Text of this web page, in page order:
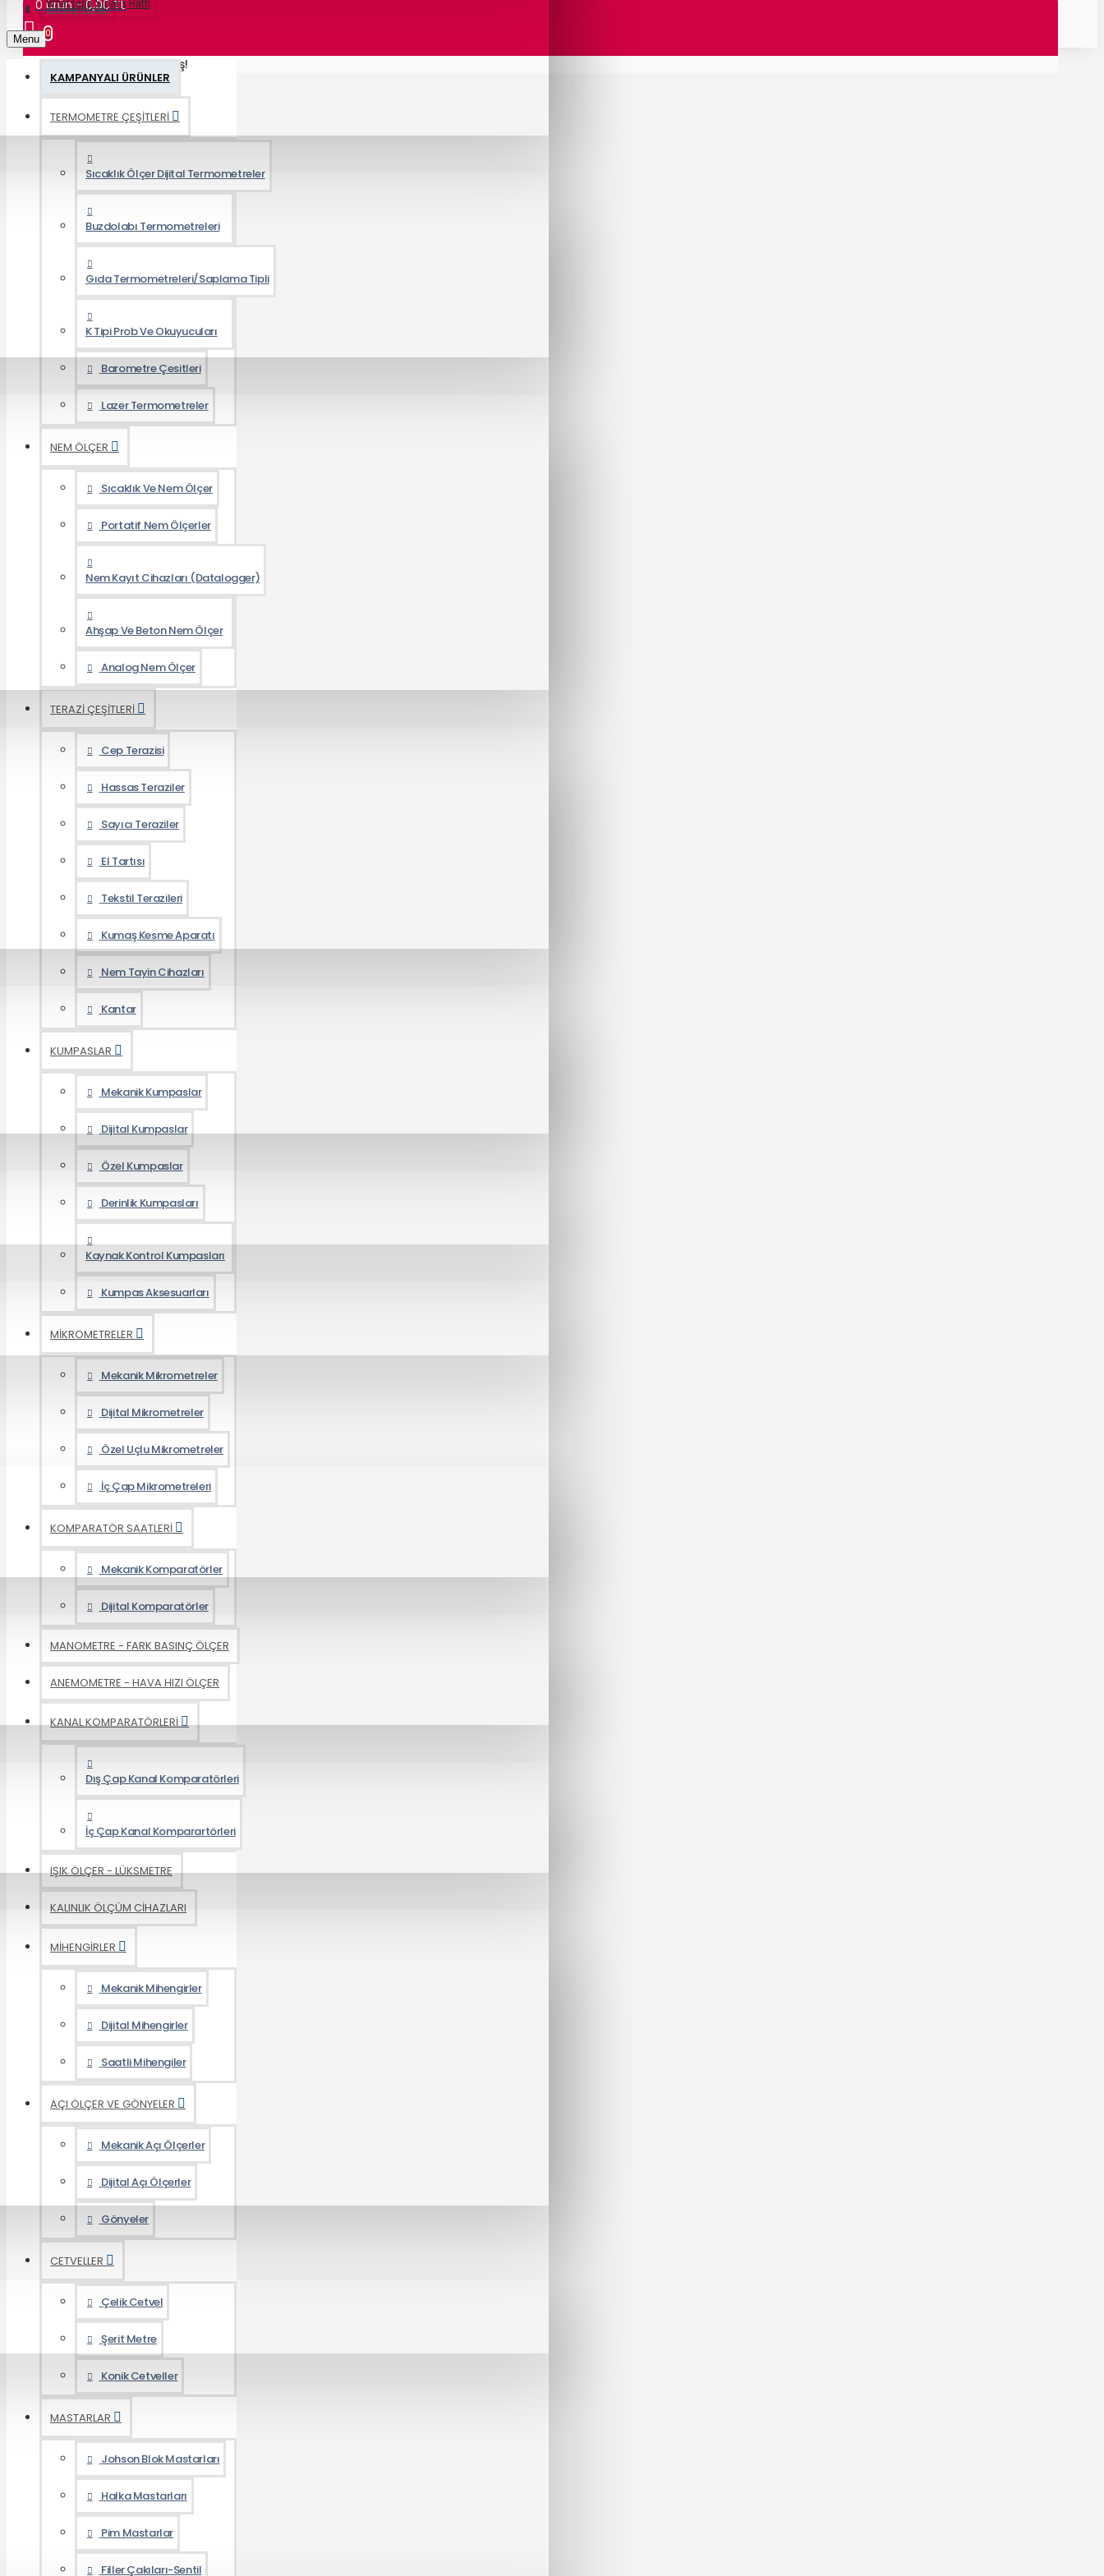
Sipariş Takibi
0 ürün - 0,00 TL
0
Alışveriş sepetiniz boş!
Whatsapp Sipariş Hattı
Menu
KAMPANYALI ÜRÜNLER
TERMOMETRE ÇEŞİTLERİ
Sıcaklık Ölçer Dijital Termometreler
Buzdolabı Termometreleri
Gıda Termometreleri/Saplama Tipli
K Tipi Prob Ve Okuyucuları
Barometre Çesitleri
Lazer Termometreler
NEM ÖLÇER
Sıcaklık Ve Nem Ölçer
Portatif Nem Ölçerler
Nem Kayıt Cihazları (Datalogger)
Ahşap Ve Beton Nem Ölçer
Analog Nem Ölçer
TERAZİ ÇEŞİTLERİ
Cep Terazisi
Hassas Teraziler
Sayıcı Teraziler
El Tartısı
Tekstil Terazileri
Kumaş Kesme Aparatı
Nem Tayin Cihazları
Kantar
KUMPASLAR
Mekanik Kumpaslar
Dijital Kumpaslar
Özel Kumpaslar
Derinlik Kumpasları
Kaynak Kontrol Kumpasları
Kumpas Aksesuarları
MİKROMETRELER
Mekanik Mikrometreler
Dijital Mikrometreler
Özel Uçlu Mikrometreler
İç Çap Mikrometreleri
KOMPARATÖR SAATLERİ
Mekanik Komparatörler
Dijital Komparatörler
MANOMETRE - FARK BASINÇ ÖLÇER
ANEMOMETRE - HAVA HIZI ÖLÇER
KANAL KOMPARATÖRLERİ
Dış Çap Kanal Komparatörleri
İç Çap Kanal Komparartörleri
IŞIK ÖLÇER - LÜKSMETRE
KALINLIK ÖLÇÜM CİHAZLARI
MİHENGİRLER
Mekanik Mihengirler
Dijital Mihengirler
Saatli Mihengiler
AÇI ÖLÇER VE GÖNYELER
Mekanik Açı Ölçerler
Dijital Açı Ölçerler
Gönyeler
CETVELLER
Çelik Cetvel
Şerit Metre
Konik Cetveller
MASTARLAR
Johson Blok Mastarları
Halka Mastarları
Pim Mastarlar
Filler Çakıları-Sentil